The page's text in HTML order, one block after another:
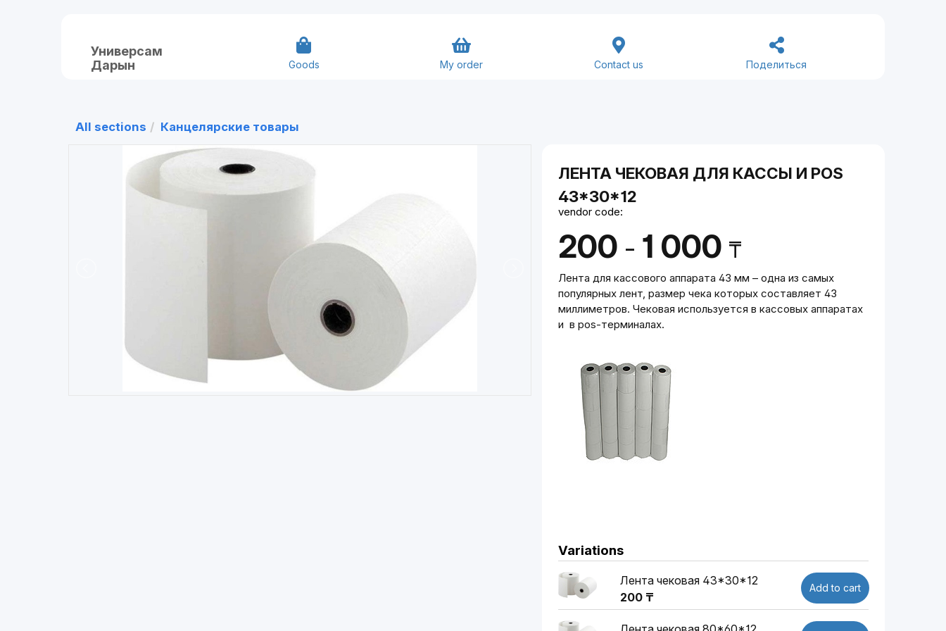
Универсам
Дарын
Goods My order Contact us Поделиться
All sections Канцелярские товары
ЛЕНТА ЧЕКОВАЯ ДЛЯ КАССЫ И POS
43*30*12
vendor code:
200 - 1 000 ₸
Лента для кассового аппарата 43 мм – одна из самых
популярных лент, размер чека которых составляет 43
миллиметров. Чековая используется в кассовых аппаратах
и в pos-терминалах.
Variations
Лента чековая 43*30*12
200 ₸
Add to cart